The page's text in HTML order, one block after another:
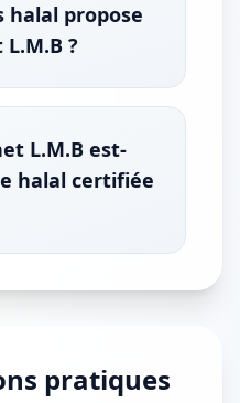
halal propose
?
L.M.B est-
halal certifiée
pratiques